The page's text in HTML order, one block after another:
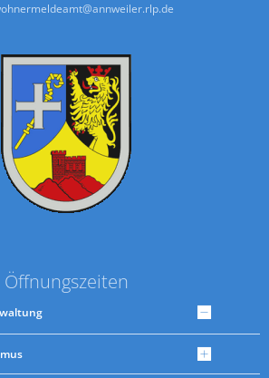
Öffnungszeiten